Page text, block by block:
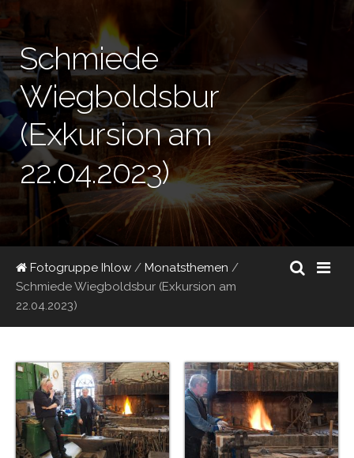
Schmiede
Wiegboldsbur
(Exkursion am
22.04.2023)
Fotogruppe Ihlow / Monatsthemen /
Schmiede Wiegboldsbur (Exkursion am
22.04.2023)